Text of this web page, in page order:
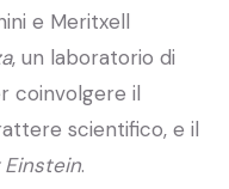
e Meritxell
, un laboratorio di
coinvolgere il
scientifico, e il
Einstein.